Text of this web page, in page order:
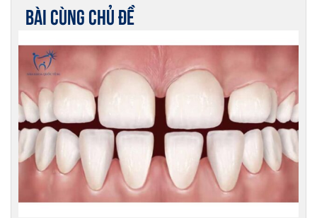
Implant.
Bài cùng chủ đề